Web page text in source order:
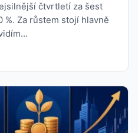
čtvrtletí za šest
%. Za růstem stojí hlavně